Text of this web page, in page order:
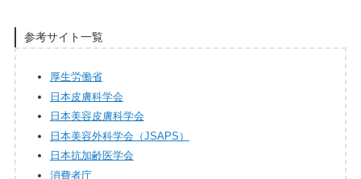
参考サイト一覧
厚生労働省
日本皮膚科学会
日本美容皮膚科学会
日本美容外科学会（JSAPS）
日本抗加齢医学会
消費者庁